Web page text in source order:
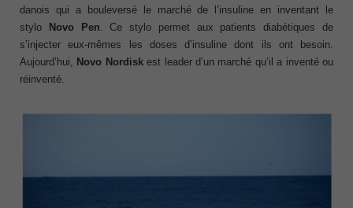
danois qui a bouleversé le marché de l’insuline en inventant le
stylo
Novo Pen. Ce stylo permet aux patients diabétiques de
s’injecter eux-mêmes les doses d’insuline dont ils ont besoin.
Aujourd’hui, Novo Nordiskest leader d’un marché qu’il a inventé ou
réinventé.